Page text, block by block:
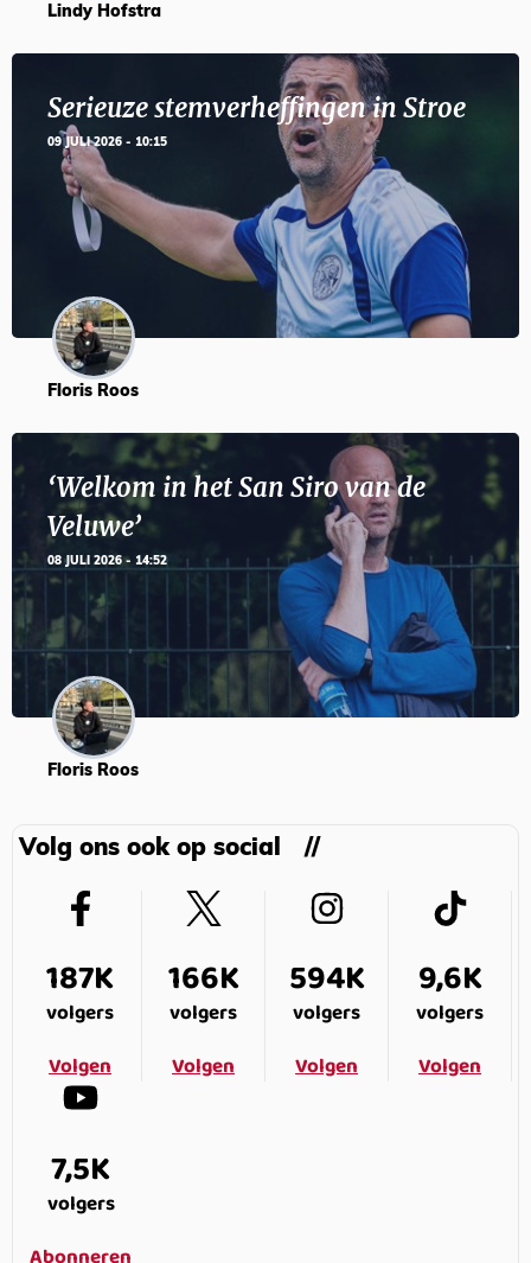
Lindy Hofstra
Serieuze stemverheffingen in Stroe
09 JULI 2026 - 10:15
Floris Roos
‘Welkom in het San Siro van de
Veluwe’
08 JULI 2026 - 14:52
Floris Roos
Volg ons ook op social
187K
volgers
Volgen
166K
volgers
Volgen
594K
volgers
Volgen
9,6K
volgers
Volgen
7,5K
volgers